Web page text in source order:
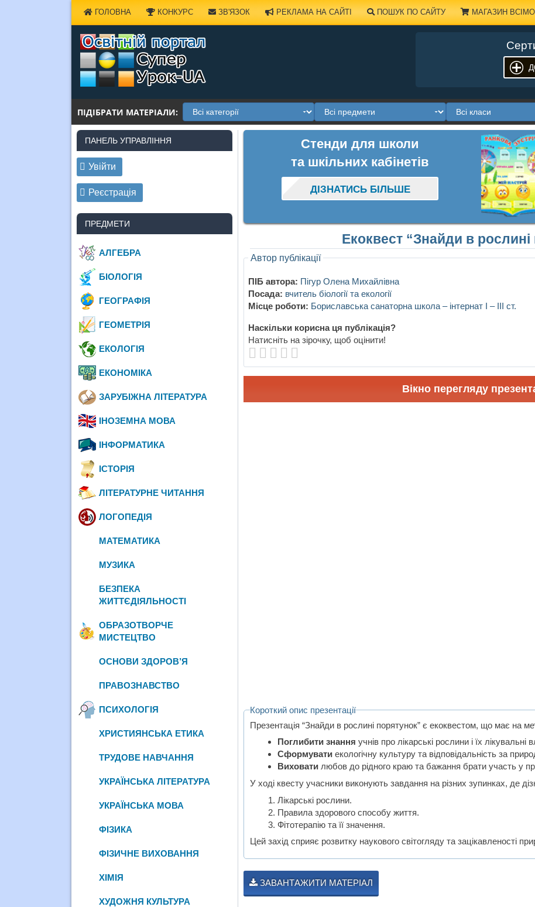
ГОЛОВНА КОНКУРС ЗВ'ЯЗОК РЕКЛАМА НА САЙТІ ПОШУК ПО САЙТУ МАГАЗИН
ПІДІБРАТИ МАТЕРІАЛИ:
Стенди для школи
та шкільних кабінетів
ДІЗНАТИСЬ БІЛЬШЕ
Екоквест “Знайди в рослині
Автор публікації
ПІБ автора: Пігур Олена Михайлівна
Посада: вчитель біології та екології
Місце роботи: Бориславська санаторна школа – інтернат І – ІІІ ст.
Наскільки корисна ця публікація?
Натисніть на зірочку, щоб оцінити!
Вікно перегляду
Короткий опис презентації
Презентація “Знайди в рослині порятунок” є екоквестом, що має на
Поглибити знання учнів про лікарські рослини і їх лікувальні
Сформувати екологічну культуру та відповідальність за
Виховати любов до рідного краю та бажання брати участь у
У ході квесту учасники виконують завдання на різних зупинках, де
Лікарські рослини.
Правила здорового способу життя.
Фітотерапію та її значення.
Цей захід сприяє розвитку наукового світогляду та зацікавленості
ЗАВАНТАЖИТИ МАТЕРІАЛ
ПАНЕЛЬ УПРАВЛІННЯ
Увійти
Реєстрація
ПРЕДМЕТИ
АЛГЕБРА
БІОЛОГІЯ
ГЕОГРАФІЯ
ГЕОМЕТРІЯ
ЕКОЛОГІЯ
ЕКОНОМІКА
ЗАРУБІЖНА ЛІТЕРАТУРА
ІНОЗЕМНА МОВА
ІНФОРМАТИКА
ІСТОРІЯ
ЛІТЕРАТУРНЕ ЧИТАННЯ
ЛОГОПЕДІЯ
МАТЕМАТИКА
МУЗИКА
БЕЗПЕКА
ЖИТТЄДІЯЛЬНОСТІ
ОБРАЗОТВОРЧЕ
МИСТЕЦТВО
ОСНОВИ ЗДОРОВ’Я
ПРАВОЗНАВСТВО
ПСИХОЛОГІЯ
ХРИСТИЯНСЬКА ЕТИКА
ТРУДОВЕ НАВЧАННЯ
УКРАЇНСЬКА ЛІТЕРАТУРА
УКРАЇНСЬКА МОВА
ФІЗИКА
ФІЗИЧНЕ ВИХОВАННЯ
ХІМІЯ
ХУДОЖНЯ КУЛЬТУРА